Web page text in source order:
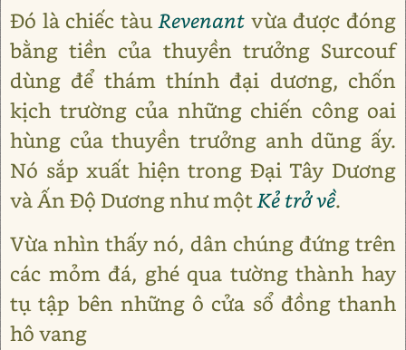
Đó là chiếc tàuRevenantvừa được đóng
bằng tiền của thuyền trưởng Surcouf
dùng để thám thính đại dương, chốn
kịch trường của những chiến công oai
hùng của thuyền trưởng anh dũng ấy.
Nó sắp xuất hiện trong Đại Tây Dương
và Ấn Độ Dương như mộtKẻ trở về.
Vừa nhìn thấy nó, dân chúng đứng trên
các mỏm đá, ghé qua tường thành hay
tụ tập bên những ô cửa sổ đồng thanh
hô vang